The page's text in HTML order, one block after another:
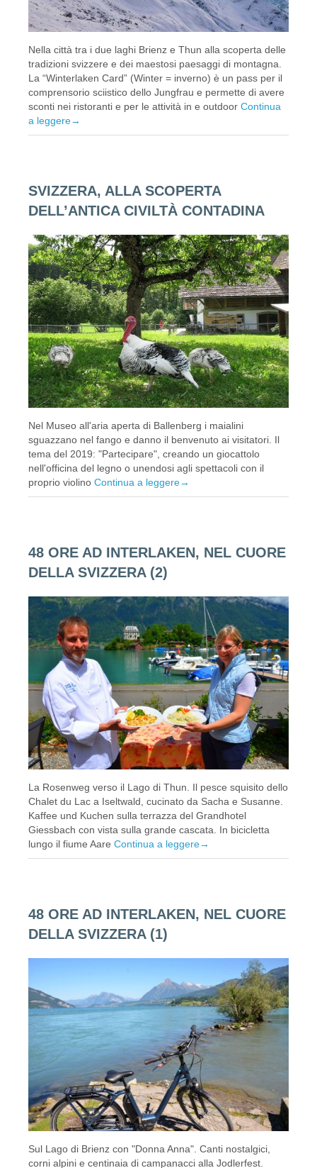
Nella città tra i due laghi Brienz e Thun alla scoperta delle
tradizioni svizzere e dei maestosi paesaggi di montagna.
La “Winterlaken Card” (Winter = inverno) è un pass per il
comprensorio sciistico dello Jungfrau e permette di avere
sconti nei ristoranti e per le attività in e outdoor Continua
a leggere→
SVIZZERA, ALLA SCOPERTA
DELL’ANTICA CIVILTÀ CONTADINA
Nel Museo all'aria aperta di Ballenberg i maialini
sguazzano nel fango e danno il benvenuto ai visitatori. Il
tema del 2019: "Partecipare", creando un giocattolo
nell'officina del legno o unendosi agli spettacoli con il
proprio violino Continua a leggere→
48 ORE AD INTERLAKEN, NEL CUORE
DELLA SVIZZERA (2)
La Rosenweg verso il Lago di Thun. Il pesce squisito dello
Chalet du Lac a Iseltwald, cucinato da Sacha e Susanne.
Kaffee und Kuchen sulla terrazza del Grandhotel
Giessbach con vista sulla grande cascata. In bicicletta
lungo il fiume Aare Continua a leggere→
48 ORE AD INTERLAKEN, NEL CUORE
DELLA SVIZZERA (1)
Sul Lago di Brienz con "Donna Anna". Canti nostalgici,
corni alpini e centinaia di campanacci alla Jodlerfest.